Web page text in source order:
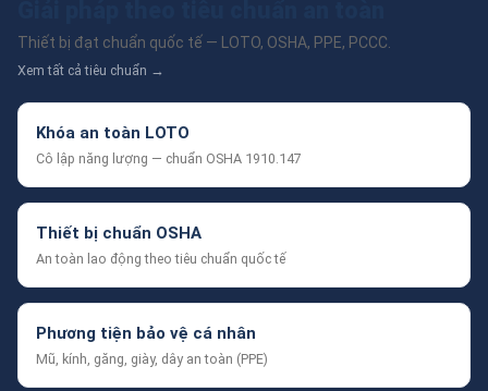
Thiết bị đạt chuẩn quốc tế — LOTO, OSHA, PPE, PCCC.
Xem tất cả tiêu chuẩn →
Khóa an toàn LOTO
Cô lập năng lượng — chuẩn OSHA 1910.147
Thiết bị chuẩn OSHA
An toàn lao động theo tiêu chuẩn quốc tế
Phương tiện bảo vệ cá nhân
Mũ, kính, găng, giày, dây an toàn (PPE)